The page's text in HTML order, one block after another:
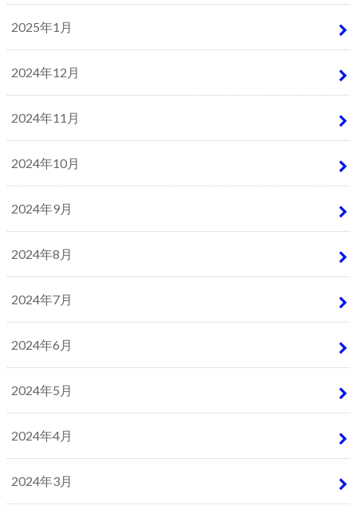
2025年1月
2024年12月
2024年11月
2024年10月
2024年9月
2024年8月
2024年7月
2024年6月
2024年5月
2024年4月
2024年3月